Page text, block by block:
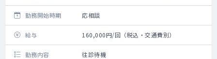
勤務開始時期 応相談
給与 160,000円/回（税込・交通費別）
勤務内容 往診待機